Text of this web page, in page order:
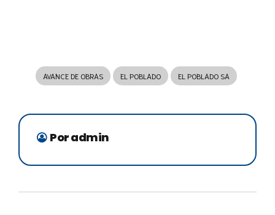
AVANCE DE OBRAS EL POBLADO EL POBLADO SA
Por admin